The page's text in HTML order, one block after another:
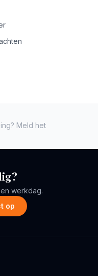
Meld het
werkdag.
op